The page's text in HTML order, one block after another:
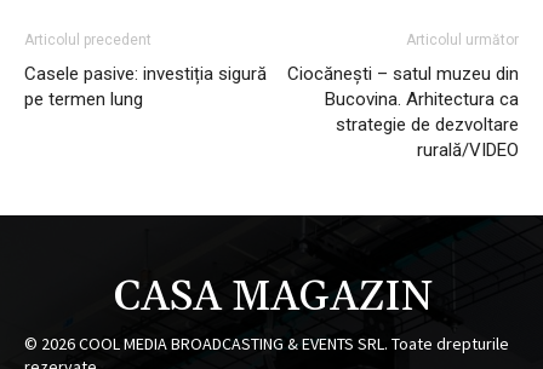
Articolul precedent
Casele pasive: investiția sigură
pe termen lung
Articolul următor
Ciocănești – satul muzeu din
Bucovina. Arhitectura ca
strategie de dezvoltare
rurală/VIDEO
CASA MAGAZIN
© 2026COOL MEDIA BROADCASTING & EVENTS SRL. Toate drepturile